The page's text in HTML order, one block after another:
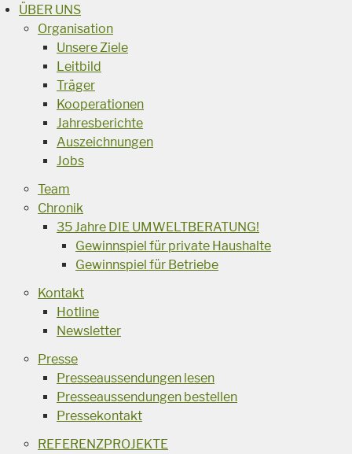
ÜBER UNS
Organisation
Unsere Ziele
Leitbild
Träger
Kooperationen
Jahresberichte
Auszeichnungen
Jobs
Team
Chronik
35 Jahre DIE UMWELTBERATUNG!
Gewinnspiel für private Haushalte
Gewinnspiel für Betriebe
Kontakt
Hotline
Newsletter
Presse
Presseaussendungen lesen
Presseaussendungen bestellen
Pressekontakt
REFERENZPROJEKTE